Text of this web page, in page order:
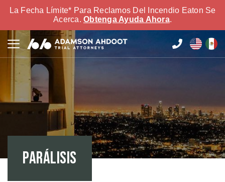
La Fecha Límite* Para Reclamos Del Incendio Eaton Se
Acerca. Obtenga Ayuda Ahora.
Parálisis